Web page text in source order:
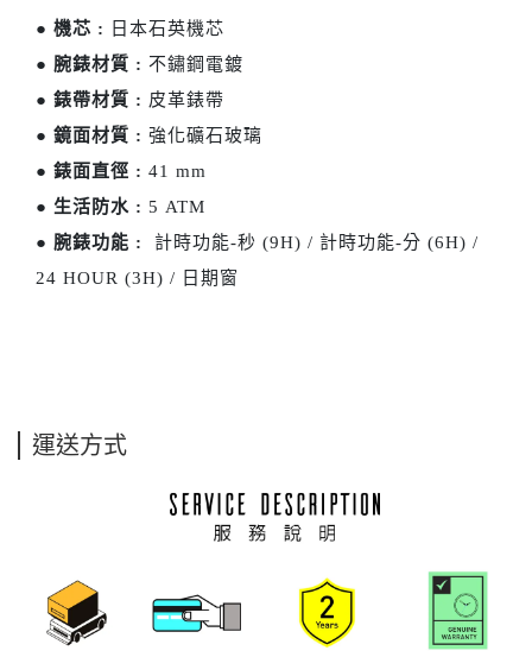
● 機芯 : 日本石英機芯
● 腕錶材質 : 不鏽鋼電鍍
● 錶帶材質 : 皮革錶帶
● 鏡面材質 : 強化礦石玻璃
● 錶面直徑 : 41 mm
● 生活防水 : 5 ATM
● 腕錶功能 :
計時功能-秒 (9H) / 計時功能-分 (6H) /
24 HOUR (3H) / 日期窗
運送方式